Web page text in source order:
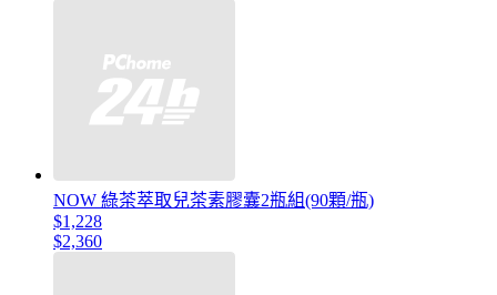
NOW 綠茶萃取兒茶素膠囊2瓶組(90顆/瓶)
$1,228
$2,360